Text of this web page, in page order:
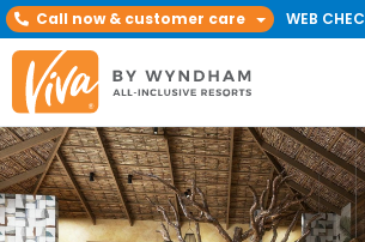
Call now & customer care WEB